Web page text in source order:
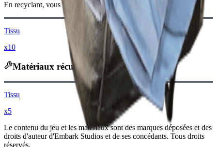
En recyclant, vous recevrez -140 moins Pièces de Raider
Tissu
x10
Matériaux récupérés
Tissu
x5
Le contenu du jeu et les matériaux sont des marques déposées et des
droits d'auteur d'Embark Studios et de ses concédants. Tous droits
réservés.